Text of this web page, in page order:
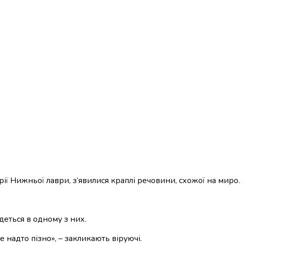
Нижньої лаври, з’явилися краплі речовини, схожої на миро.
в одному з них.
пізно», – закликають віруючі.